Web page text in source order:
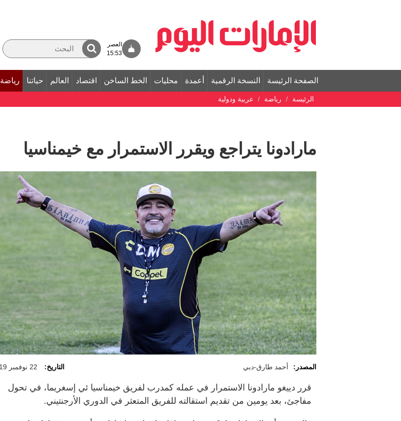
العصر
15:53
الصفحة الرئيسة النسخة الرقمية أعمدة محليات الخط الساخن اقتصاد العالم حياتنا رياضة
الرئيسة رياضة عربية ودولية
مارادونا يتراجع ويقرر الاستمرار مع خيمناسيا
المصدر: أحمد طارق-دبي التاريخ: 22 نوفمبر 2019
قرر دييغو مارادونا الاستمرار في عمله كمدرب لفريق خيمناسيا ئي إسغريما، في تحول
مفاجئ، بعد يومين من تقديم استقالته للفريق المتعثر في الدوري الأرجنتيني.